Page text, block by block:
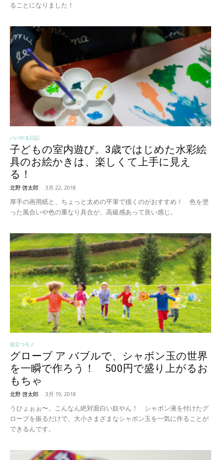
ることになりました！
パパやる日記
子どもの室内遊び。3歳ではじめた水彩絵
具のお絵かきは、楽しくて上手に見え
る！
北野 啓太郎 - 3月 22, 2018
厚手の画用紙と、ちょっと太めの平筆で描くのがおすすめ！ 色を塗
った風合いや色の重なり具合が、高級感あって良い感じ。
役立つモノ
グローブ ア バブルで、シャボン玉の世界
を一瞬で作ろう！ 500円で盛り上がるお
もちゃ
北野 啓太郎 - 3月 19, 2018
うひょぉぉ〜。こんなん絶対面白い奴やん！ シャボン液を付けたグ
ローブを振るだけで、大小さまざまなシャボン玉を一気に作ることが
できるんです。